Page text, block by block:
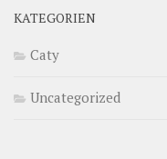
KATEGORIEN
Caty
Uncategorized